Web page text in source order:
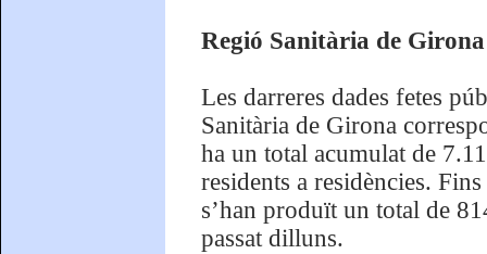
Regió Sanitària de Girona
Les darreres dades fetes
Sanitària de Girona
ha un total acumulat de
residents a residències.
s’han produït un total de
passat dilluns.